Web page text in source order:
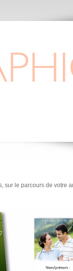
sur le parcours de votre